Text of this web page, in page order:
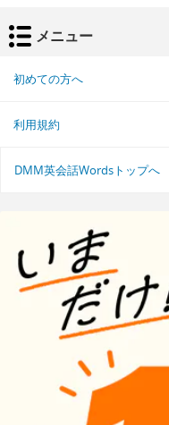
メニュー
初めての方へ
利用規約
DMM英会話Wordsトップへ